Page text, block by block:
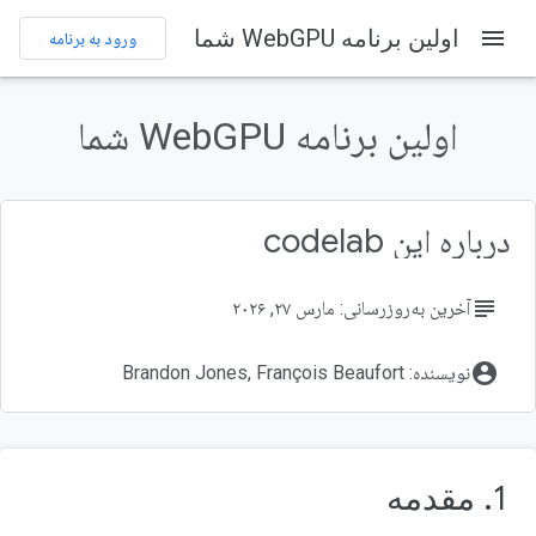
Codelabs
وب جی‌پی‌یو چیست؟
آنچه یاد خواهید گرفت
آنچه نیاز دارید
menu اولین برنامه WebGPU شما ورود به برنامه
اولین برنامه WebGPU شما
درباره این codelab
subjectآخرین به‌روزرسانی: مارس ۲۷, ۲۰۲۶
account_circleنویسنده: Brandon Jones, François Beaufort
1. مقدمه